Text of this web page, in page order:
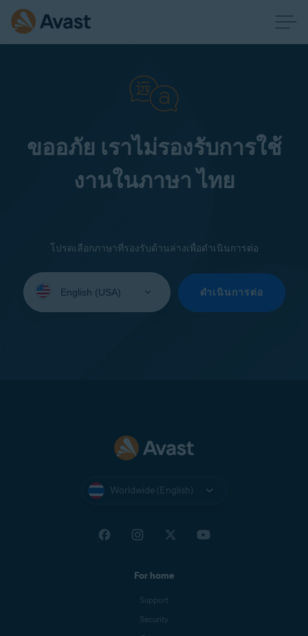
ขออภัย เราไม่รองรับการใช้
งานในภาษา ไทย
โปรดเลือกภาษาที่รองรับด้านล่างเพื่อดำเนินการต่อ
your
ดำเนินการต่อ
Worldwide (English)
For home
Support
Security